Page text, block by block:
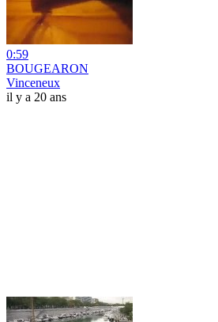
0:59
BOUGEARON
Vinceneux
il y a 20 ans